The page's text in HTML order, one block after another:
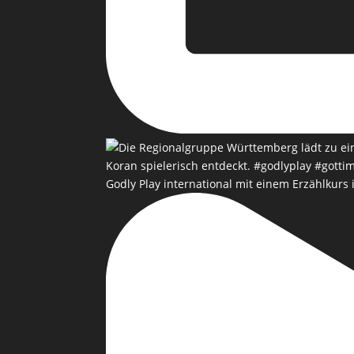
Godly Play international mit einem Erzählkurs